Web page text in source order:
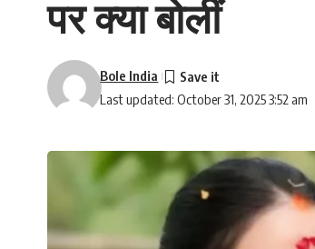
पर क्या बोलीं
Last updated: October 31, 2025 3:52 am
Bole India